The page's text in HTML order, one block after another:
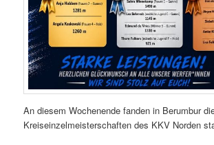
An diesem Wochenende fanden in Berumbur
Kreiseinzelmeisterschaften des KKV Norden